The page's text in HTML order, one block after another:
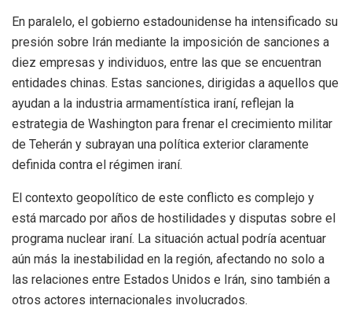
En paralelo, el gobierno estadounidense ha intensificado su
presión sobre Irán mediante la imposición de sanciones a
diez empresas y individuos, entre las que se encuentran
entidades chinas. Estas sanciones, dirigidas a aquellos que
ayudan a la industria armamentística iraní, reflejan la
estrategia de Washington para frenar el crecimiento militar
de Teherán y subrayan una política exterior claramente
definida contra el régimen iraní.
El contexto geopolítico de este conflicto es complejo y
está marcado por años de hostilidades y disputas sobre el
programa nuclear iraní. La situación actual podría acentuar
aún más la inestabilidad en la región, afectando no solo a
las relaciones entre Estados Unidos e Irán, sino también a
otros actores internacionales involucrados.